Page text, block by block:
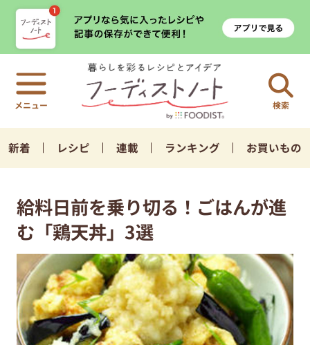
検索
新着 レシピ 連載 ランキング お買いもの
給料日前を乗り切る！ごはんが進
む「鶏天丼」3選